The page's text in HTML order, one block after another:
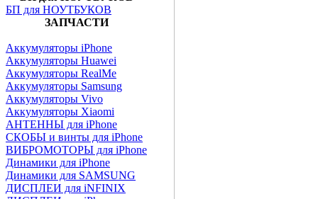
БП для НОУТБУКОВ
ЗАПЧАСТИ
Аккумуляторы iPhone
Аккумуляторы Huawei
Аккумуляторы RealMe
Аккумуляторы Samsung
Аккумуляторы Vivo
Аккумуляторы Xiaomi
АНТЕННЫ для iPhone
СКОБЫ и винты для iPhone
ВИБРОМОТОРЫ для iPhone
Динамики для iPhone
Динамики для SAMSUNG
ДИСПЛЕИ для iNFINIX